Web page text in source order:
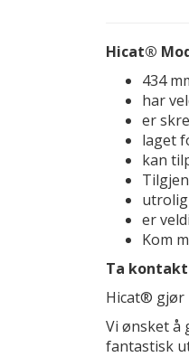
Hicat®
434
har
er
laget
kan
er
Kom
Ta
Hicat® gjør
Vi ønsket å
fantastisk